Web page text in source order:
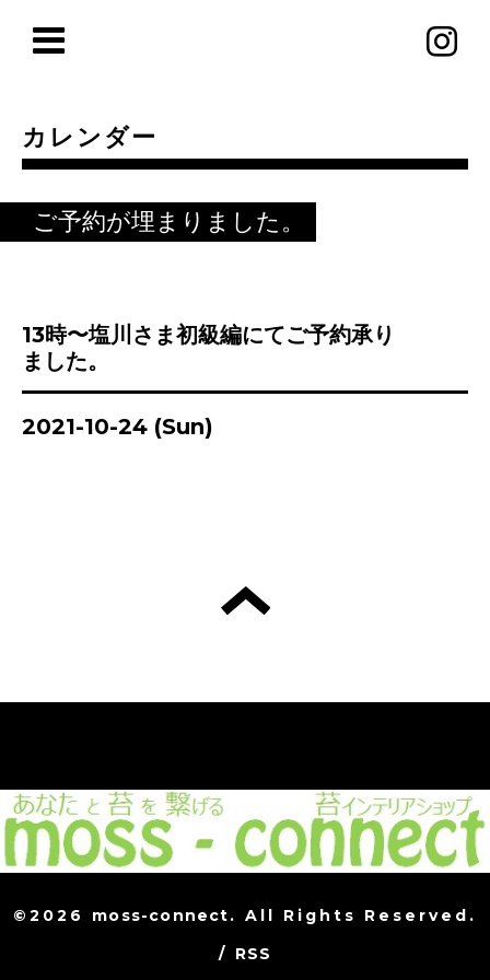
カレンダー
ご予約が埋まりました。
13時〜塩川さま初級編にてご予約承り
ました。
2021-10-24 (Sun)
©2026 moss-connect. All Rights Reserved.
/ RSS